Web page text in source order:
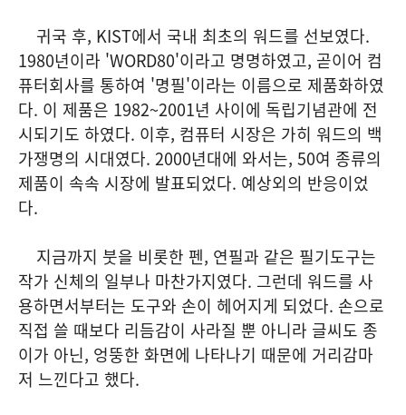
귀국 후, KIST에서 국내 최초의 워드를 선보였다.
1980년이라 'WORD80'이라고 명명하였고, 곧이어 컴
퓨터회사를 통하여 '명필'이라는 이름으로 제품화하였
다. 이 제품은 1982~2001년 사이에 독립기념관에 전
시되기도 하였다. 이후, 컴퓨터 시장은 가히 워드의 백
가쟁명의 시대였다. 2000년대에 와서는, 50여 종류의
제품이 속속 시장에 발표되었다. 예상외의 반응이었
다.
지금까지 붓을 비롯한 펜, 연필과 같은 필기도구는
작가 신체의 일부나 마찬가지였다. 그런데 워드를 사
용하면서부터는 도구와 손이 헤어지게 되었다. 손으로
직접 쓸 때보다 리듬감이 사라질 뿐 아니라 글씨도 종
이가 아닌, 엉뚱한 화면에 나타나기 때문에 거리감마
저 느낀다고 했다.